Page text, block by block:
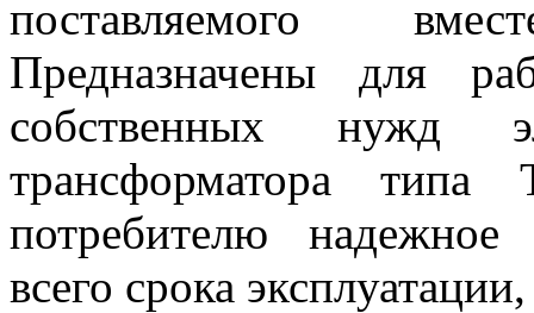
поставляемого
Предназначены для
собственных нужд
трансформатора типа
потребителю надежное
всего срока эксплуатации,